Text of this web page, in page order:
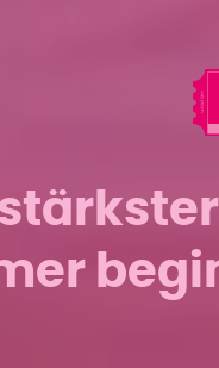
stärkster